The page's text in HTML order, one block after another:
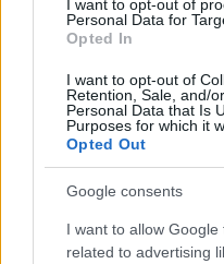
I want to opt-out of
Personal Data for
Opted In
I want to opt-out of
Retention, Sale, and/
Personal Data that Is
Purposes for which it
Opted Out
Google consents
I want to allow
related to advertising
ALIMENTAZIONE